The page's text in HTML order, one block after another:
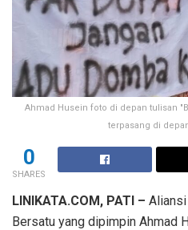
Ahmad Husein foto di depan tulisan
terpasang di
0
SHARES
LINIKATA.COM, PATI –
Bersatu yang dipimpin Ahmad